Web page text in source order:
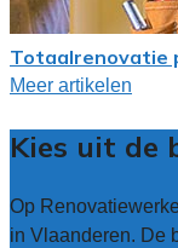
Totaalrenovatie
Meer artikelen
Kies uit de
Op
in Vlaanderen. De